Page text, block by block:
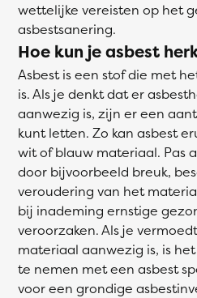
wettelijke vereisten op het
asbestsanering.
Hoe kun je asbest
Asbest is een stof die met
is. Als je denkt dat er
aanwezig is, zijn er een
kunt letten. Zo kan asbest
wit of blauw materiaal. Pas
door bijvoorbeeld breuk,
veroudering van het
bij inademing ernstige
veroorzaken. Als je
materiaal aanwezig is, is
te nemen met een asbest
voor een grondige